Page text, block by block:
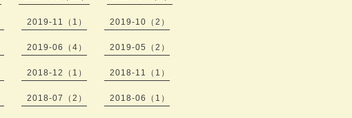
2019-11（1） 2019-10（2）
2019-06（4） 2019-05（2）
2018-12（1） 2018-11（1）
2018-07（2） 2018-06（1）